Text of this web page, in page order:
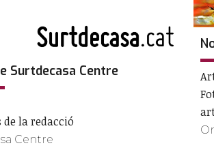
Surtdecasa Centre
de la redacció
Centre